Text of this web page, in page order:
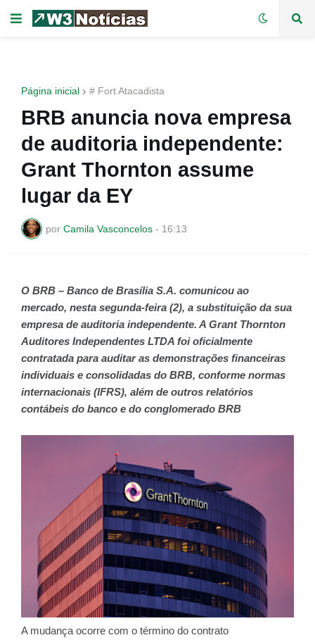
Página inicial # Fort Atacadista
BRB anuncia nova empresa
de auditoria independente:
Grant Thornton assume
lugar da EY
por Camila Vasconcelos - 16:13
O BRB – Banco de Brasília S.A. comunicou ao
mercado, nesta segunda-feira (2), a substituição da sua
empresa de auditoria independente. A Grant Thornton
Auditores Independentes LTDA foi oficialmente
contratada para auditar as demonstrações financeiras
individuais e consolidadas do BRB, conforme normas
internacionais (IFRS), além de outros relatórios
contábeis do banco e do conglomerado BRB
A mudança ocorre com o término do contrato